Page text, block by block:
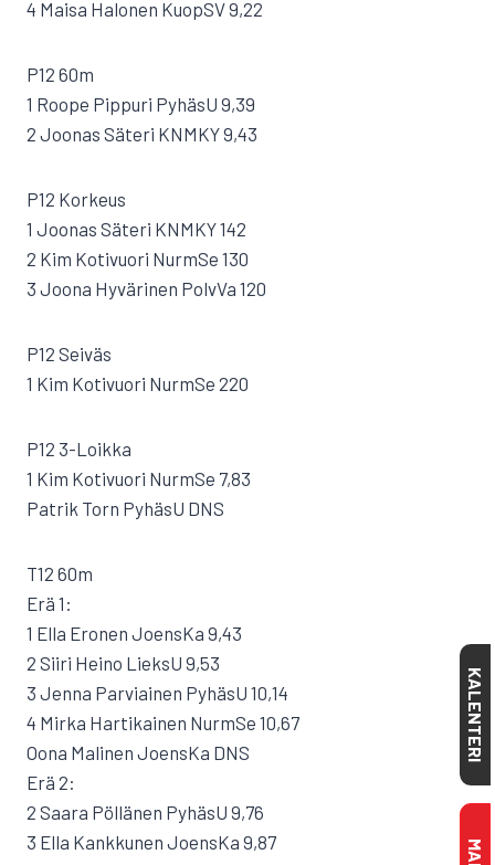
4 Maisa Halonen KuopSV 9,22
P12 60m
1 Roope Pippuri PyhäsU 9,39
2 Joonas Säteri KNMKY 9,43
P12 Korkeus
1 Joonas Säteri KNMKY 142
2 Kim Kotivuori NurmSe 130
3 Joona Hyvärinen PolvVa 120
P12 Seiväs
1 Kim Kotivuori NurmSe 220
P12 3-Loikka
1 Kim Kotivuori NurmSe 7,83
Patrik Torn PyhäsU DNS
T12 60m
Erä 1:
1 Ella Eronen JoensKa 9,43
2 Siiri Heino LieksU 9,53
3 Jenna Parviainen PyhäsU 10,14
4 Mirka Hartikainen NurmSe 10,67
Oona Malinen JoensKa DNS
Erä 2:
2 Saara Pöllänen PyhäsU 9,76
3 Ella Kankkunen JoensKa 9,87
KALENTERI